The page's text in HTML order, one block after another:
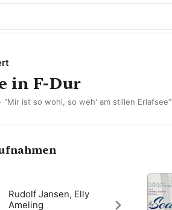
in F-Dur
“Mir ist so wohl, so weh' am stillen Erlafsee”
Rudolf Jansen, Elly
Ameling